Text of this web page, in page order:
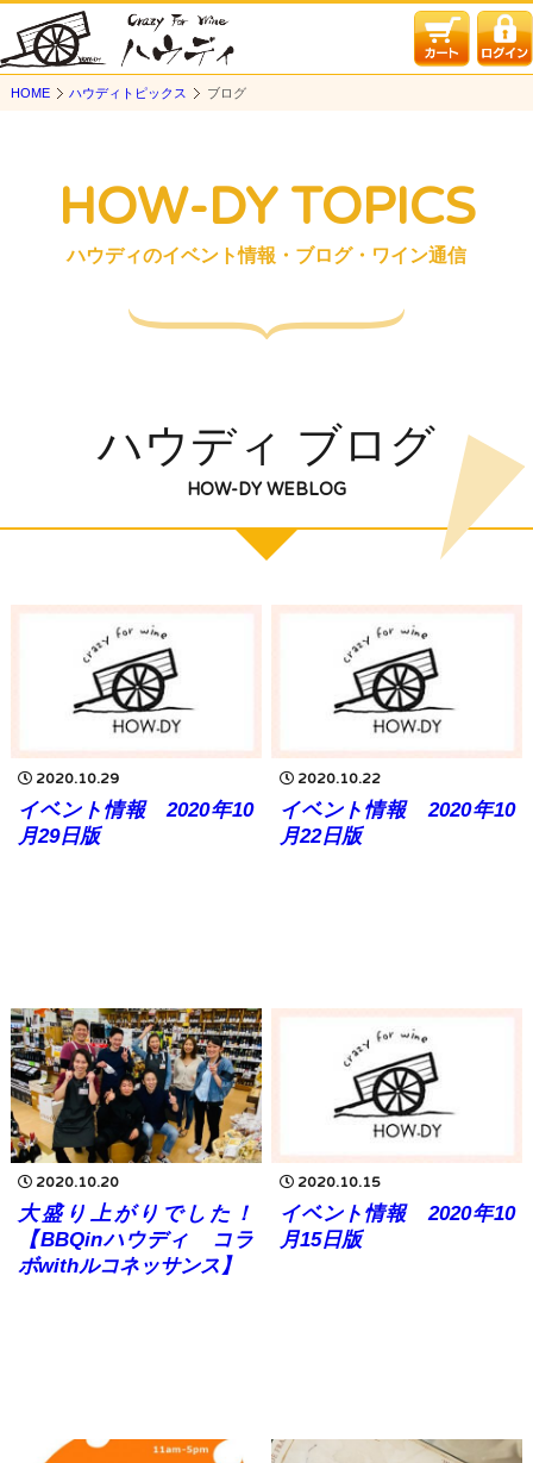
HOME ハウディトピックス ブログ
HOW-DY TOPICS
ハウディのイベント情報・ブログ・ワイン通信
ハウディ ブログ
HOW-DY WEBLOG
2020.10.29
イベント情報 2020年10
月29日版
2020.10.22
イベント情報 2020年10
月22日版
2020.10.20
大盛り上がりでした！
【BBQinハウディ コラ
ボwithルコネッサンス】
2020.10.15
イベント情報 2020年10
月15日版